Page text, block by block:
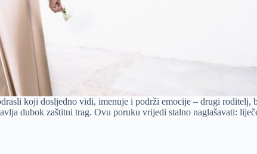
koji dosljedno vidi, imenuje i podrži emocije – drugi
dubok zaštitni trag. Ovu poruku vrijedi stalno naglašavati: